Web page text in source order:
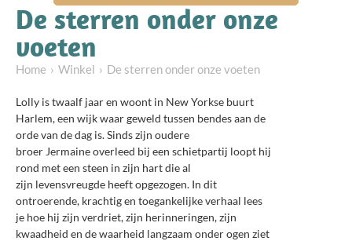
De sterren onder onze
voeten
Home Winkel De sterren onder onze voeten
Lolly is twaalf jaar en woont in New Yorkse buurt
Harlem, een wijk waar geweld tussen bendes aan de
orde van de dag is. Sinds zijn oudere
broer Jermaineoverleed bij een schietpartij loopt hij
rond met een steen in zijn hart dieal
zijn levensvreugde heeft opgezogen. In dit
ontroerende, krachtig en toegankelijke verhaal lees
je hoe hij zijn verdriet, zijn herinneringen, zijn
kwaadheid en de waarheid langzaam onder ogen ziet